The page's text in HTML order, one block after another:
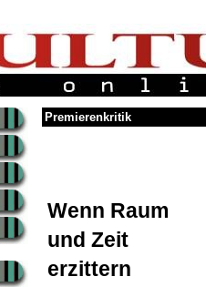
Premierenkritik
Wenn Raum
und Zeit
erzittern